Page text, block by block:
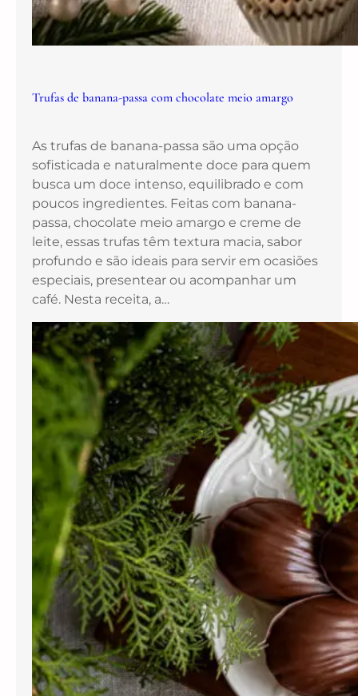
Trufas de banana-passa com chocolate meio amargo
As trufas de banana-passa são uma opção
sofisticada e naturalmente doce para quem
busca um doce intenso, equilibrado e com
poucos ingredientes. Feitas com banana-
passa, chocolate meio amargo e creme de
leite, essas trufas têm textura macia, sabor
profundo e são ideais para servir em ocasiões
especiais, presentear ou acompanhar um
café. Nesta receita, a…